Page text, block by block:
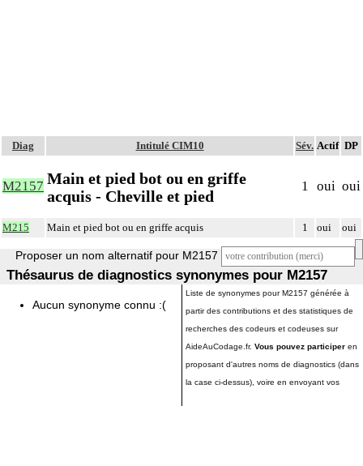
Diag Intitulé CIM10 Sév. Actif DP
M2157 Main et pied bot ou en griffe
acquis - Cheville et pied
1 oui oui
M215 Main et pied bot ou en griffe acquis 1 oui oui
Proposer un nom alternatif pour M2157
Thésaurus de diagnostics synonymes pour M2157
Aucun synonyme connu :(
Liste de synonymes pour M2157 générée à
partir des contributions et des statistiques de
recherches des codeurs et codeuses sur
AideAuCodage.fr. Vous pouvez participer en
proposant d'autres noms de diagnostics (dans
la case ci-dessus), voire en envoyant vos